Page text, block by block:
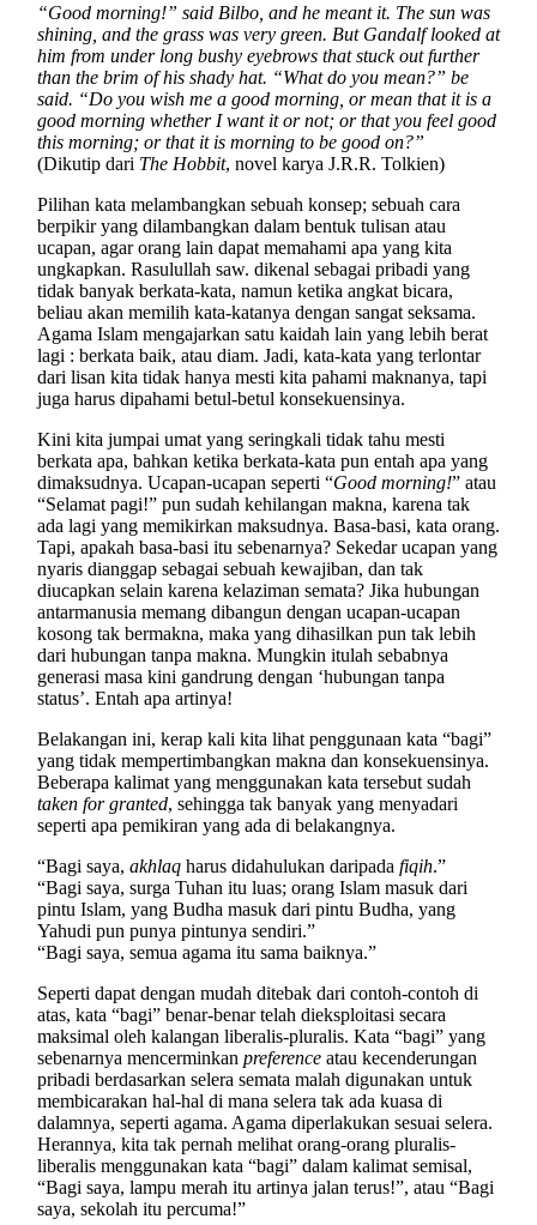
“Good morning!” said Bilbo, and he meant it. The sun was
shining, and the grass was very green. But Gandalf looked at
him from under long bushy eyebrows that stuck out further
than the brim of his shady hat. “What do you mean?” be
said. “Do you wish me a good morning, or mean that it is a
good morning whether I want it or not; or that you feel good
this morning; or that it is morning to be good on?”
(Dikutip dari The Hobbit, novel karya J.R.R. Tolkien)
Pilihan kata melambangkan sebuah konsep; sebuah cara
berpikir yang dilambangkan dalam bentuk tulisan atau
ucapan, agar orang lain dapat memahami apa yang kita
ungkapkan. Rasulullah saw. dikenal sebagai pribadi yang
tidak banyak berkata-kata, namun ketika angkat bicara,
beliau akan memilih kata-katanya dengan sangat seksama.
Agama Islam mengajarkan satu kaidah lain yang lebih berat
lagi : berkata baik, atau diam. Jadi, kata-kata yang terlontar
dari lisan kita tidak hanya mesti kita pahami maknanya, tapi
juga harus dipahami betul-betul konsekuensinya.
Kini kita jumpai umat yang seringkali tidak tahu mesti
berkata apa, bahkan ketika berkata-kata pun entah apa yang
dimaksudnya. Ucapan-ucapan seperti “Good morning!” atau
“Selamat pagi!” pun sudah kehilangan makna, karena tak
ada lagi yang memikirkan maksudnya. Basa-basi, kata orang.
Tapi, apakah basa-basi itu sebenarnya? Sekedar ucapan yang
nyaris dianggap sebagai sebuah kewajiban, dan tak
diucapkan selain karena kelaziman semata? Jika hubungan
antarmanusia memang dibangun dengan ucapan-ucapan
kosong tak bermakna, maka yang dihasilkan pun tak lebih
dari hubungan tanpa makna. Mungkin itulah sebabnya
generasi masa kini gandrung dengan ‘hubungan tanpa
status’. Entah apa artinya!
Belakangan ini, kerap kali kita lihat penggunaan kata “bagi”
yang tidak mempertimbangkan makna dan konsekuensinya.
Beberapa kalimat yang menggunakan kata tersebut sudah
taken for granted, sehingga tak banyak yang menyadari
seperti apa pemikiran yang ada di belakangnya.
“Bagi saya, akhlaq harus didahulukan daripada fiqih.”
“Bagi saya, surga Tuhan itu luas; orang Islam masuk dari
pintu Islam, yang Budha masuk dari pintu Budha, yang
Yahudi pun punya pintunya sendiri.”
“Bagi saya, semua agama itu sama baiknya.”
Seperti dapat dengan mudah ditebak dari contoh-contoh di
atas, kata “bagi” benar-benar telah dieksploitasi secara
maksimal oleh kalangan liberalis-pluralis. Kata “bagi” yang
sebenarnya mencerminkan preference atau kecenderungan
pribadi berdasarkan selera semata malah digunakan untuk
membicarakan hal-hal di mana selera tak ada kuasa di
dalamnya, seperti agama. Agama diperlakukan sesuai selera.
Herannya, kita tak pernah melihat orang-orang pluralis-
liberalis menggunakan kata “bagi” dalam kalimat semisal,
“Bagi saya, lampu merah itu artinya jalan terus!”, atau “Bagi
saya, sekolah itu percuma!”